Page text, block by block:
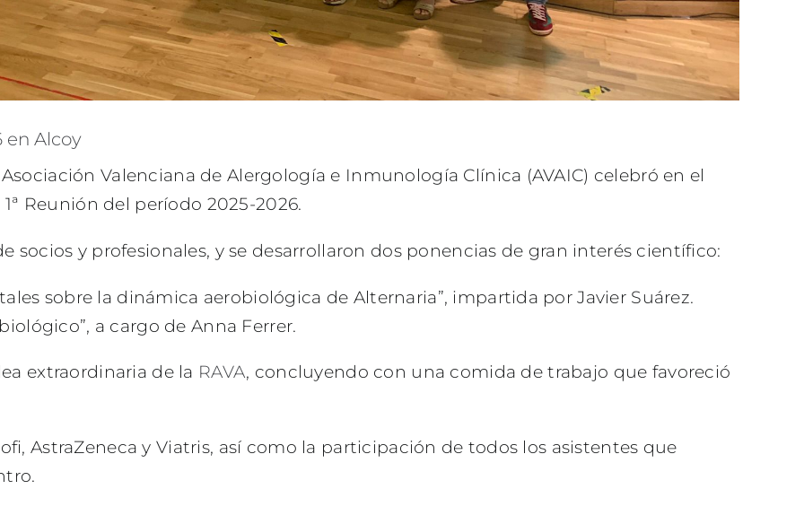
en Alcoy
Valenciana de Alergología e Inmunología Clínica (AVAIC) celebró en el
Reunión del período 2025-2026.
socios y profesionales, y se desarrollaron dos ponencias de gran interés científico:
sobre la dinámica aerobiológica de Alternaria”, impartida por Javier Suárez.
a cargo de Anna Ferrer.
extraordinaria de la RAVA, concluyendo con una comida de trabajo que favoreció
AstraZeneca y Viatris, así como la participación de todos los asistentes que